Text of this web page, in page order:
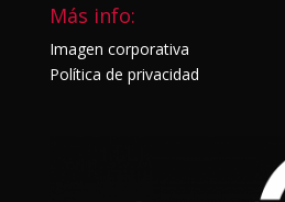
Más info:
Imagen corporativa
Política de privacidad